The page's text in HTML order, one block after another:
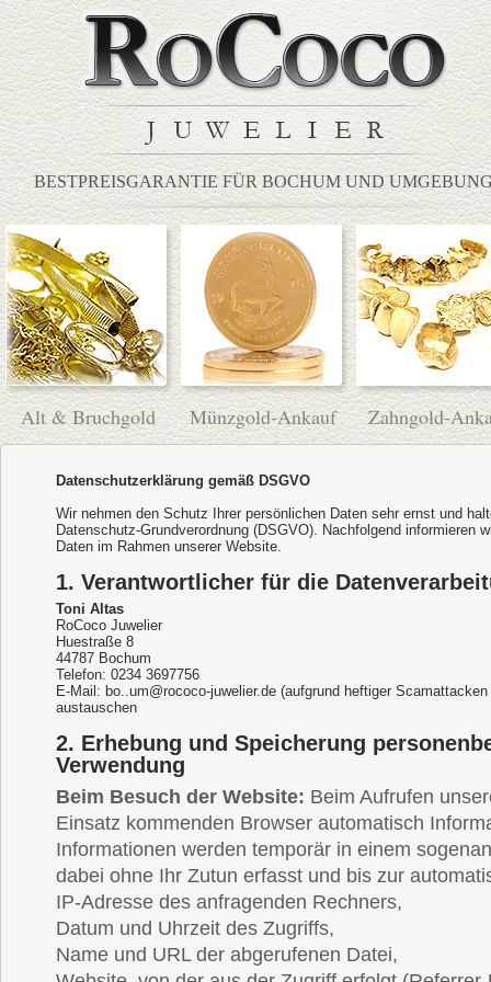
BESTPREISGARANTIE FÜR BOCHUM UND
Alt & Bruchgold Münzgold-Ankauf Zahngold-
Datenschutzerklärung gemäß DSGVO
Wir nehmen den Schutz Ihrer persönlichen Daten sehr ernst und
Datenschutz-Grundverordnung (DSGVO). Nachfolgend informieren
Daten im Rahmen unserer Website.
1. Verantwortlicher für die
Toni Altas
RoCoco Juwelier
Huestraße 8
44787 Bochum
Telefon: 0234 3697756
E-Mail: bo..um@rococo-juwelier.de (aufgrund heftiger
austauschen
2. Erhebung und Speicherung
Verwendung
Beim Besuch der Website: Beim Aufrufen
Einsatz kommenden Browser automatisch
Informationen werden temporär in einem
dabei ohne Ihr Zutun erfasst und bis zur
IP-Adresse des anfragenden Rechners,
Datum und Uhrzeit des Zugriffs,
Name und URL der abgerufenen Datei,